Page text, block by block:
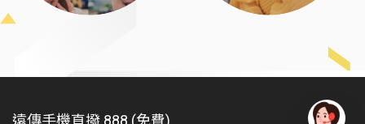
遠傳手機直撥 888 (免費)